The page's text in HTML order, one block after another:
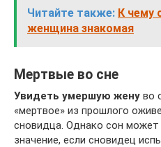
Читайте также: К чему
женщина знакомая
Мертвые во сне
Увидеть умершую жену во
«мертвое» из прошлого
сновидца. Однако сон
значение, если сновидец